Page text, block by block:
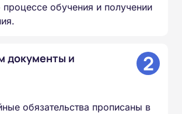
обучения и получении
документы и
2
обязательства прописаны в